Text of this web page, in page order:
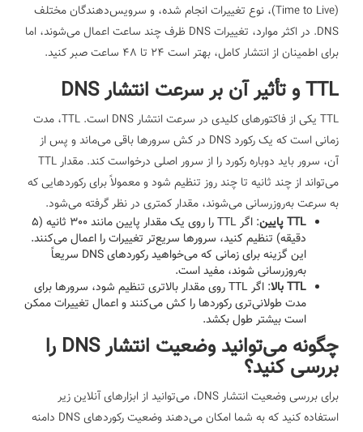
(Time to Live)، نوع تغییرات انجام شده، و سرویس‌دهندگان مختلف
DNS. در اکثر موارد، تغییرات DNS ظرف چند ساعت اعمال می‌شوند، اما
برای اطمینان از انتشار کامل، بهتر است 24 تا 48 ساعت صبر کنید.
TTL و تأثیر آن بر سرعت انتشار DNS
TTL یکی از فاکتورهای کلیدی در سرعت انتشار DNS است. TTL، مدت
زمانی است که یک رکورد DNS در کش سرورها باقی می‌ماند و پس از
آن، سرور باید دوباره رکورد را از سرور اصلی درخواست کند. مقدار TTL
می‌تواند از چند ثانیه تا چند روز تنظیم شود و معمولاً برای رکوردهایی که
به سرعت به‌روزرسانی می‌شوند، مقدار کمتری در نظر گرفته می‌شود.
TTL پایین
: اگر TTL را روی یک مقدار پایین مانند 300 ثانیه (5
دقیقه) تنظیم کنید، سرورها سریع‌تر تغییرات را اعمال می‌کنند.
این گزینه برای زمانی که می‌خواهید رکوردهای DNS سریعاً
به‌روزرسانی شوند، مفید است.
TTL بالا
: اگر TTL روی مقدار بالاتری تنظیم شود، سرورها برای
مدت طولانی‌تری رکوردها را کش می‌کنند و اعمال تغییرات ممکن
است بیشتر طول بکشد.
چگونه می‌توانید وضعیت انتشار DNS را
بررسی کنید؟
برای بررسی وضعیت انتشار DNS، می‌توانید از ابزارهای آنلاین زیر
استفاده کنید که به شما امکان می‌دهند وضعیت رکوردهای DNS دامنه